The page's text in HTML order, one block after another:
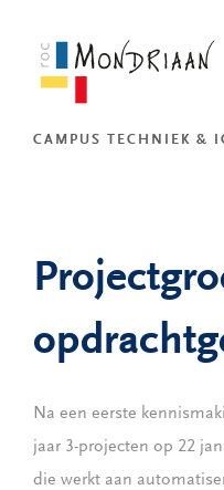
CAMPUS TECHNIEK &
Na een eerste
jaar 3-projecten op 22
die werkt aan